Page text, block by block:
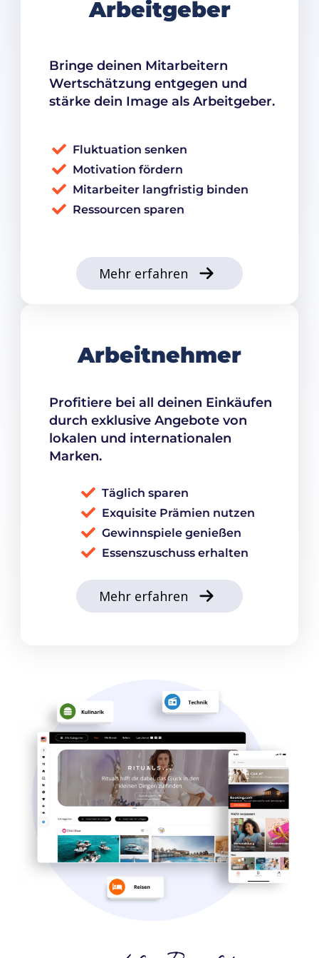
Arbeitgeber
Bringe deinen Mitarbeitern
Wertschätzung entgegen und
stärke dein Image als Arbeitgeber.
Fluktuation senken
Motivation fördern
Mitarbeiter langfristig binden
Ressourcen sparen
Mehr erfahren
Arbeitnehmer
Profitiere bei all deinen Einkäufen
durch exklusive Angebote von
lokalen und internationalen
Marken.
Täglich sparen
Exquisite Prämien nutzen
Gewinnspiele genießen
Essenszuschuss erhalten
Mehr erfahren